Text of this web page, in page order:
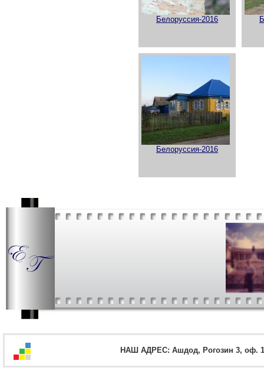
Белоруссия-2016
Белоруссия-2016
НАШ АДРЕС: Ашдод, Рогозин 3, оф. 12,